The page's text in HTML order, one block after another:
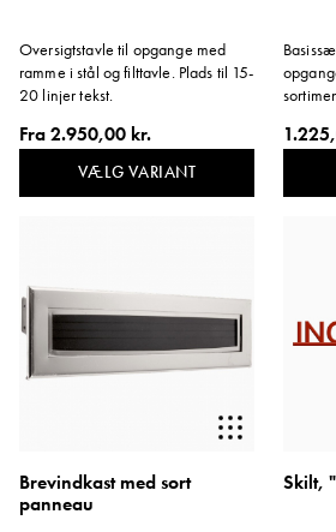
Oversigtstavle til opgange med
ramme i stål og filttavle. Plads til 15-
20 linjer tekst.
Fra2.950,00 kr.
VÆLG VARIANT
den
Brevindkast med sort
panneau
Skilt,